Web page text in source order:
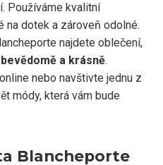
Používáme kvalitní
na dotek a zároveň odolné.
najdete oblečení,
a krásně.
nebo navštivte jednu z
módy, která vám bude
Blancheporte